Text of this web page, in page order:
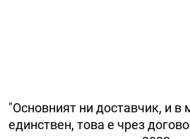
"Основният ни доставчик, и в
единствен, това е чрез